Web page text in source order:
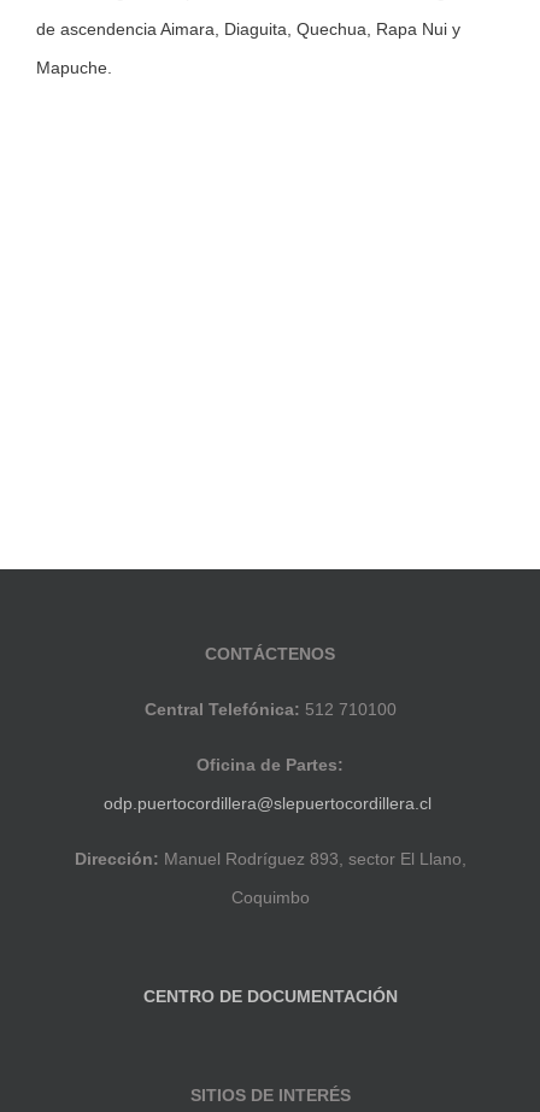
de ascendencia Aimara, Diaguita, Quechua, Rapa Nui y
Mapuche.
CONTÁCTENOS
Central Telefónica: 512 710100
Oficina de Partes:
odp.puertocordillera@slepuertocordillera.cl
Dirección: Manuel Rodríguez 893, sector El Llano,
Coquimbo
CENTRO DE DOCUMENTACIÓN
SITIOS DE INTERÉS